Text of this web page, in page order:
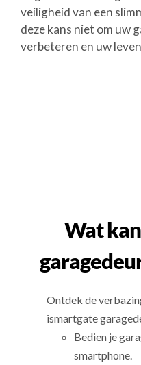
veiligheid van een
deze kans niet om uw
verbeteren en uw
Wat
Ontdek de
ismartgate
Bedien je
smartphone.